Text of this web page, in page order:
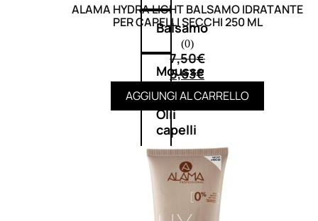
Balsamo
Mousse
Olii
capelli
Maschere
ALAMA HYDRA LIGHT BALSAMO IDRATANTE
PER CAPELLI SECCHI 250 ML
(0)
7,50€
5,63€
AGGIUNGI AL CARRELLO